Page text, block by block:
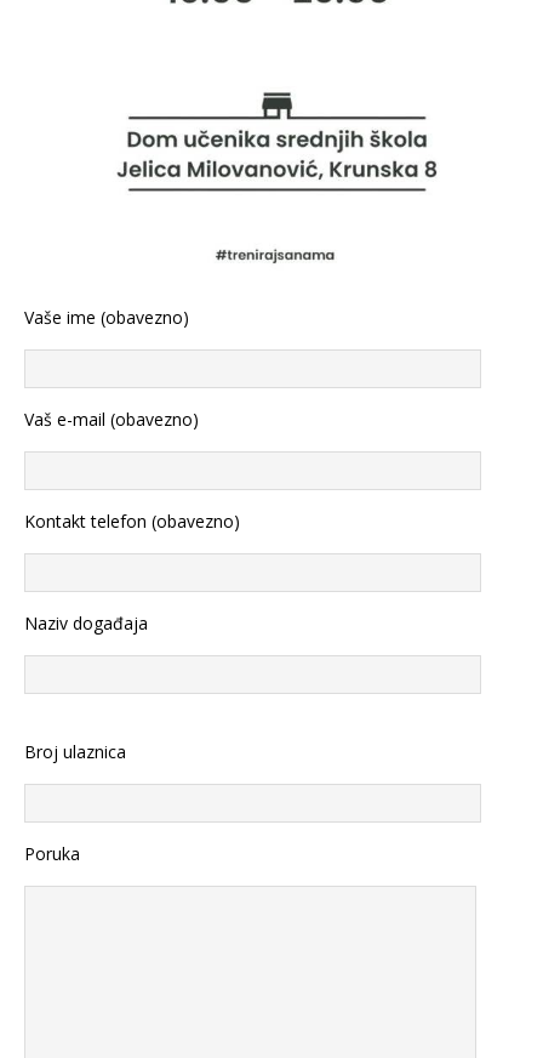
Vaše ime (obavezno)
Vaš e-mail (obavezno)
Kontakt telefon (obavezno)
Naziv događaja
Broj ulaznica
Poruka